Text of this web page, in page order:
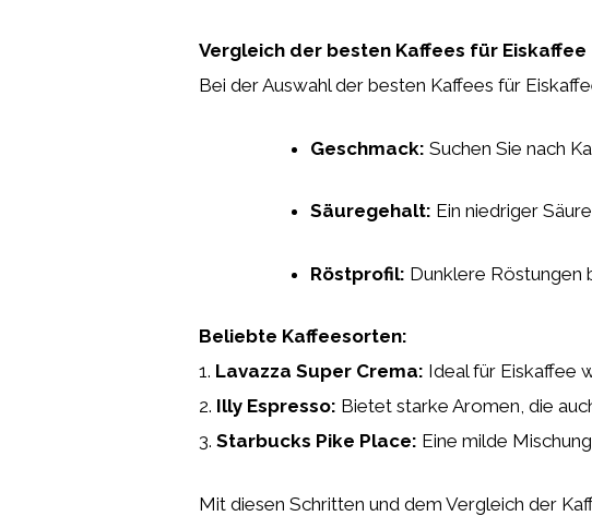
Vergleich der besten Kaffees für Eiskaffee
Bei der Auswahl der besten Kaffees für
Geschmack: Suchen Sie nach
Säuregehalt: Ein niedriger
Röstprofil: Dunklere Röstungen
Beliebte Kaffeesorten:
1. Lavazza Super Crema: Ideal für Eiskaffee
2. Illy Espresso: Bietet starke Aromen, die
3. Starbucks Pike Place: Eine milde
Mit diesen Schritten und dem Vergleich der